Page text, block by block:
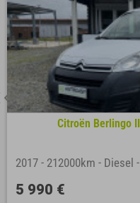
Citroën Berlingo
2017 - 212000km - Diesel -
5 990 €